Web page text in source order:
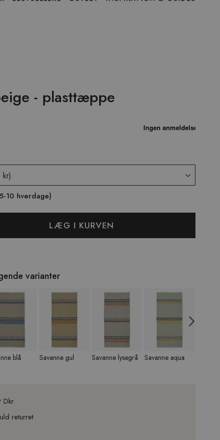
- plasttæppe
10 hverdage)
LÆG I KURVEN
varianter
blå Savanne gul Savanne lysegrå Savanne aqua
Dkr
returret